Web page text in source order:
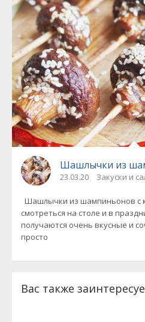
Шашлычки из
23.03.20 Закуски и
Шашлычки из шампиньонов с
смотреться на столе и в
получаются очень вкусные и
просто
Вас также